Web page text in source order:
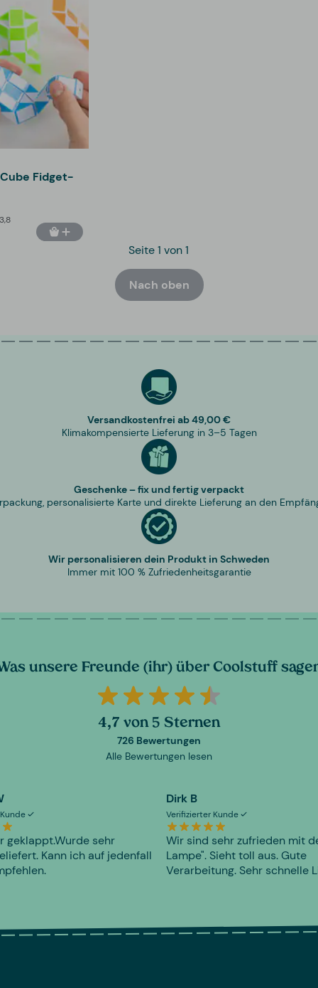
Fidget-
Seite 1 von 1
Nach oben
Versandkostenfrei ab 49,00 €
Klimakompensierte Lieferung in 3–5 Tagen
Geschenke – fix und fertig verpackt
personalisierte Karte und direkte Lieferung an den
Wir personalisieren dein Produkt in Schweden
Immer mit 100 % Zufriedenheitsgarantie
unsere Freunde (ihr) über Coolstuff
4,7 von 5 Sternen
726 Bewertungen
Alle Bewertungen lesen
geklappt.Wurde sehr
Kann ich auf jedenfall
Dirk B
Verifizierter Kunde
Wir sind sehr zufrieden mit
Lampe". Sieht toll aus. Gute
Verarbeitung. Sehr schnelle